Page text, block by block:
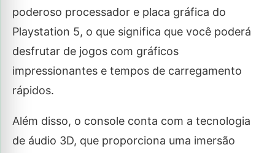
poderoso processador e placa gráfica do
Playstation 5, o que significa que você poderá
desfrutar de jogos com gráficos
impressionantes e tempos de carregamento
rápidos.
Além disso, o console conta com a tecnologia
de áudio 3D, que proporciona uma imersão